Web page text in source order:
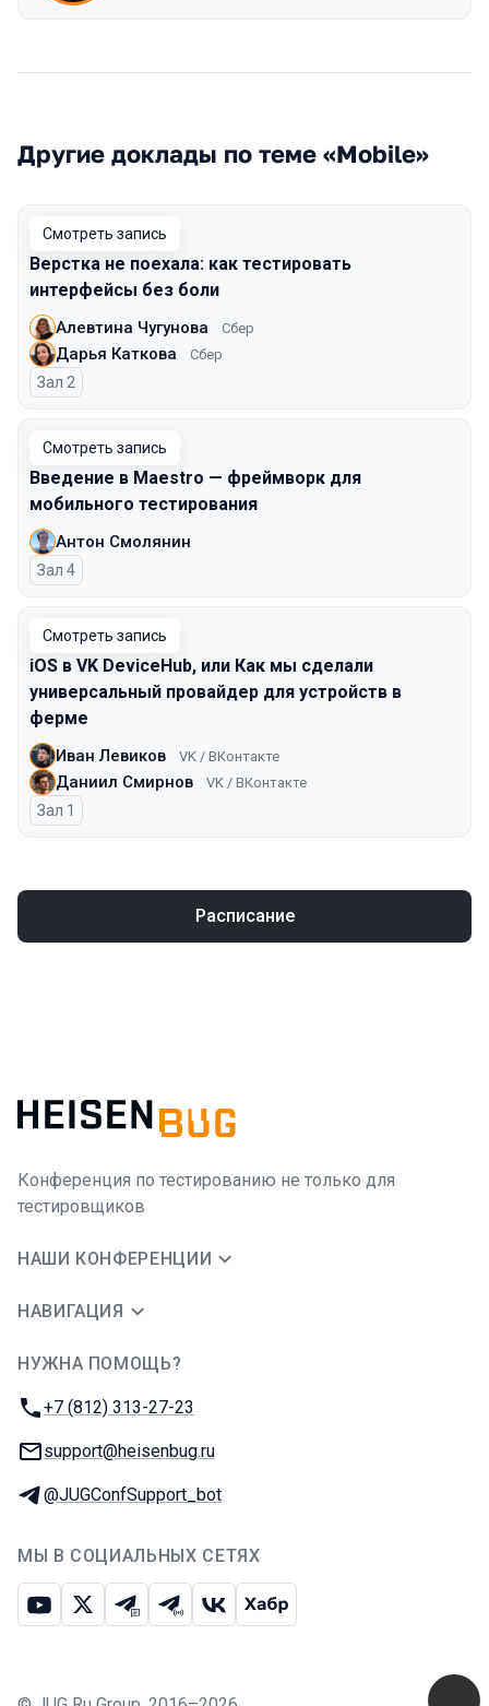
Другие доклады по теме «Mobile»
Смотреть запись
Верстка не поехала: как тестировать
интерфейсы без боли
Алевтина Чугунова Сбер
Дарья Каткова Сбер
Зал 2
Смотреть запись
Введение в Maestro — фреймворк для
мобильного тестирования
Антон Смолянин
Зал 4
Смотреть запись
iOS в VK DeviceHub, или Как мы сделали
универсальный провайдер для устройств в
ферме
Иван Левиков VK / ВКонтакте
Даниил Смирнов VK / ВКонтакте
Зал 1
Расписание
Конференция по тестированию не только для
тестировщиков
НАШИ КОНФЕРЕНЦИИ
НАВИГАЦИЯ
НУЖНА ПОМОЩЬ?
Телефон:
+7 (812) 313-27-23
E-mail:
support@heisenbug.ru
Телеграм:
@JUGConfSupport_bot
МЫ В СОЦИАЛЬНЫХ СЕТЯХ
ЮтубИкс Телеграм-чат
Телеграм-канал
ВКонтакте
Хабр